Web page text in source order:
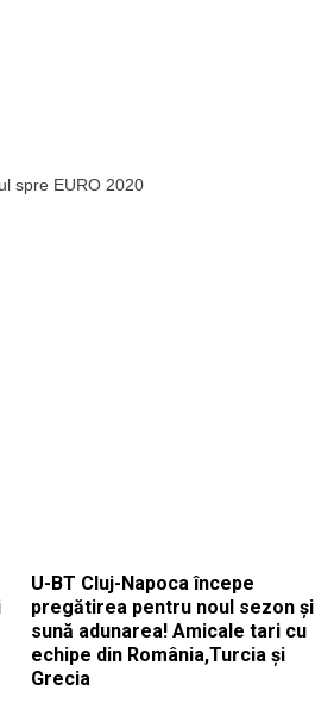
spre EURO 2020
U-BT Cluj-Napoca începe
pregătirea pentru noul sezon și
sună adunarea! Amicale tari cu
echipe din România,Turcia și
Grecia